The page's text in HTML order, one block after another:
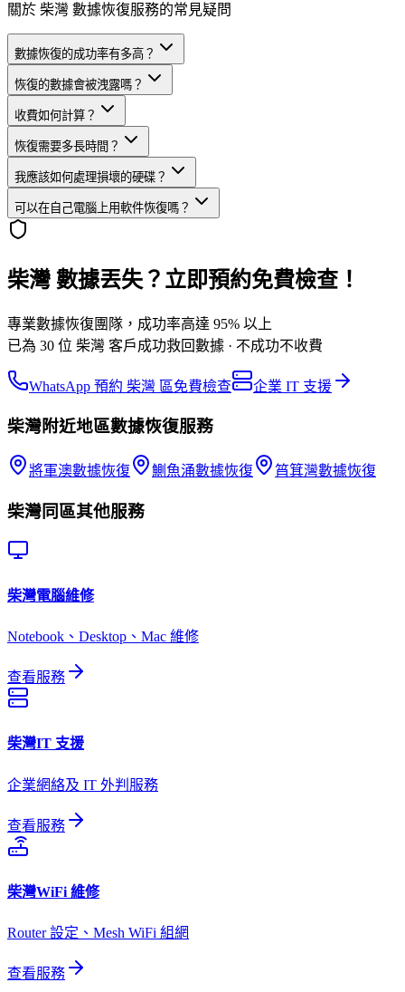
關於 柴灣 數據恢復服務的常見疑問
數據恢復的成功率有多高？
恢復的數據會被洩露嗎？
收費如何計算？
恢復需要多長時間？
我應該如何處理損壞的硬碟？
可以在自己電腦上用軟件恢復嗎？
柴灣 數據丟失？立即預約免費檢查！
專業數據恢復團隊，成功率高達 95% 以上
已為 30 位 柴灣 客戶成功救回數據 · 不成功不收費
WhatsApp 預約 柴灣 區免費檢查 企業 IT 支援
柴灣附近地區數據恢復服務
將軍澳數據恢復 鰂魚涌數據恢復 筲箕灣數據恢復
柴灣同區其他服務
柴灣電腦維修
Notebook、Desktop、Mac 維修
查看服務
柴灣IT 支援
企業網絡及 IT 外判服務
查看服務
柴灣WiFi 維修
Router 設定、Mesh WiFi 組網
查看服務